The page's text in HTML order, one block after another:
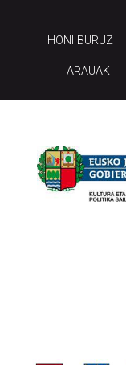
HONI BURUZ
ARAUAK